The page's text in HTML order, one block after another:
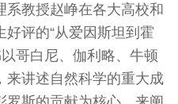
系教授赵峥在各大高校和
好评的“从爱因斯坦到霍
来讲述自然科学的重大成